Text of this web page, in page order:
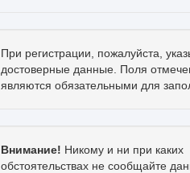
При регистрации, пожалуйста,
достоверные данные. Поля
являются обязательными для
Внимание! Никому и ни при каких
обстоятельствах не сообщайте